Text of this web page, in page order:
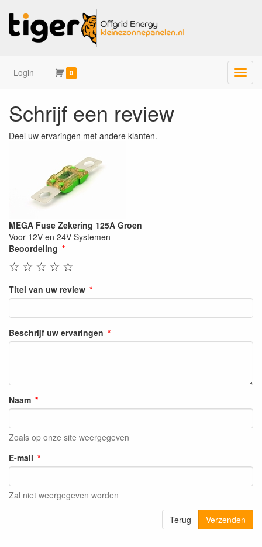
Login 0 Menu
Schrijf een review
Deel uw ervaringen met andere klanten.
MEGA Fuse Zekering 125A Groen
Voor 12V en 24V Systemen
Beoordeling
☆
☆
☆
☆
☆
Titel van uw review
Beschrijf uw ervaringen
Naam
Zoals op onze site weergegeven
E-mail
Zal niet weergegeven worden
Terug Verzenden